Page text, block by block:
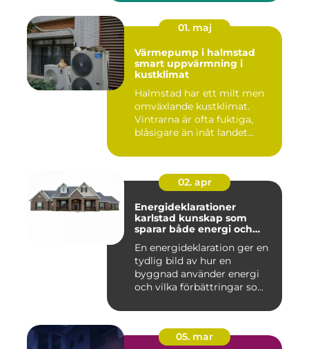
01. maj
Värmepump i halmstad
smart uppvärmning i
kustklimat
Halmstad har ett milt men
omväxlande kustklimat.
Vintrarna är ofta fuktiga,
blåsigare än inåt landet...
02. apr
Energideklarationer
karlstad kunskap som
sparar både energi och
En energideklaration ger en
tydlig bild av hur en
byggnad använder energi
och vilka förbättringar so...
05. mar